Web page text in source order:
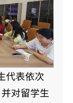
代表依次
对留学生